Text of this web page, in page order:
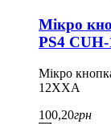
Мікро
PS4
Мікро
12XXA
100,20грн